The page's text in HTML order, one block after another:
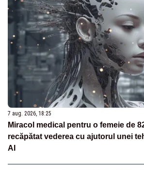
7 aug. 2026, 18:25
Miracol medical pentru o femeie de
recăpătat vederea cu ajutorul unei
AI